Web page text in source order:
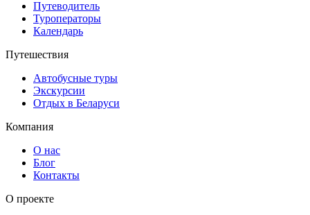
Путеводитель
Туроператоры
Календарь
Путешествия
Автобусные туры
Экскурсии
Отдых в Беларуси
Компания
О нас
Блог
Контакты
О проекте